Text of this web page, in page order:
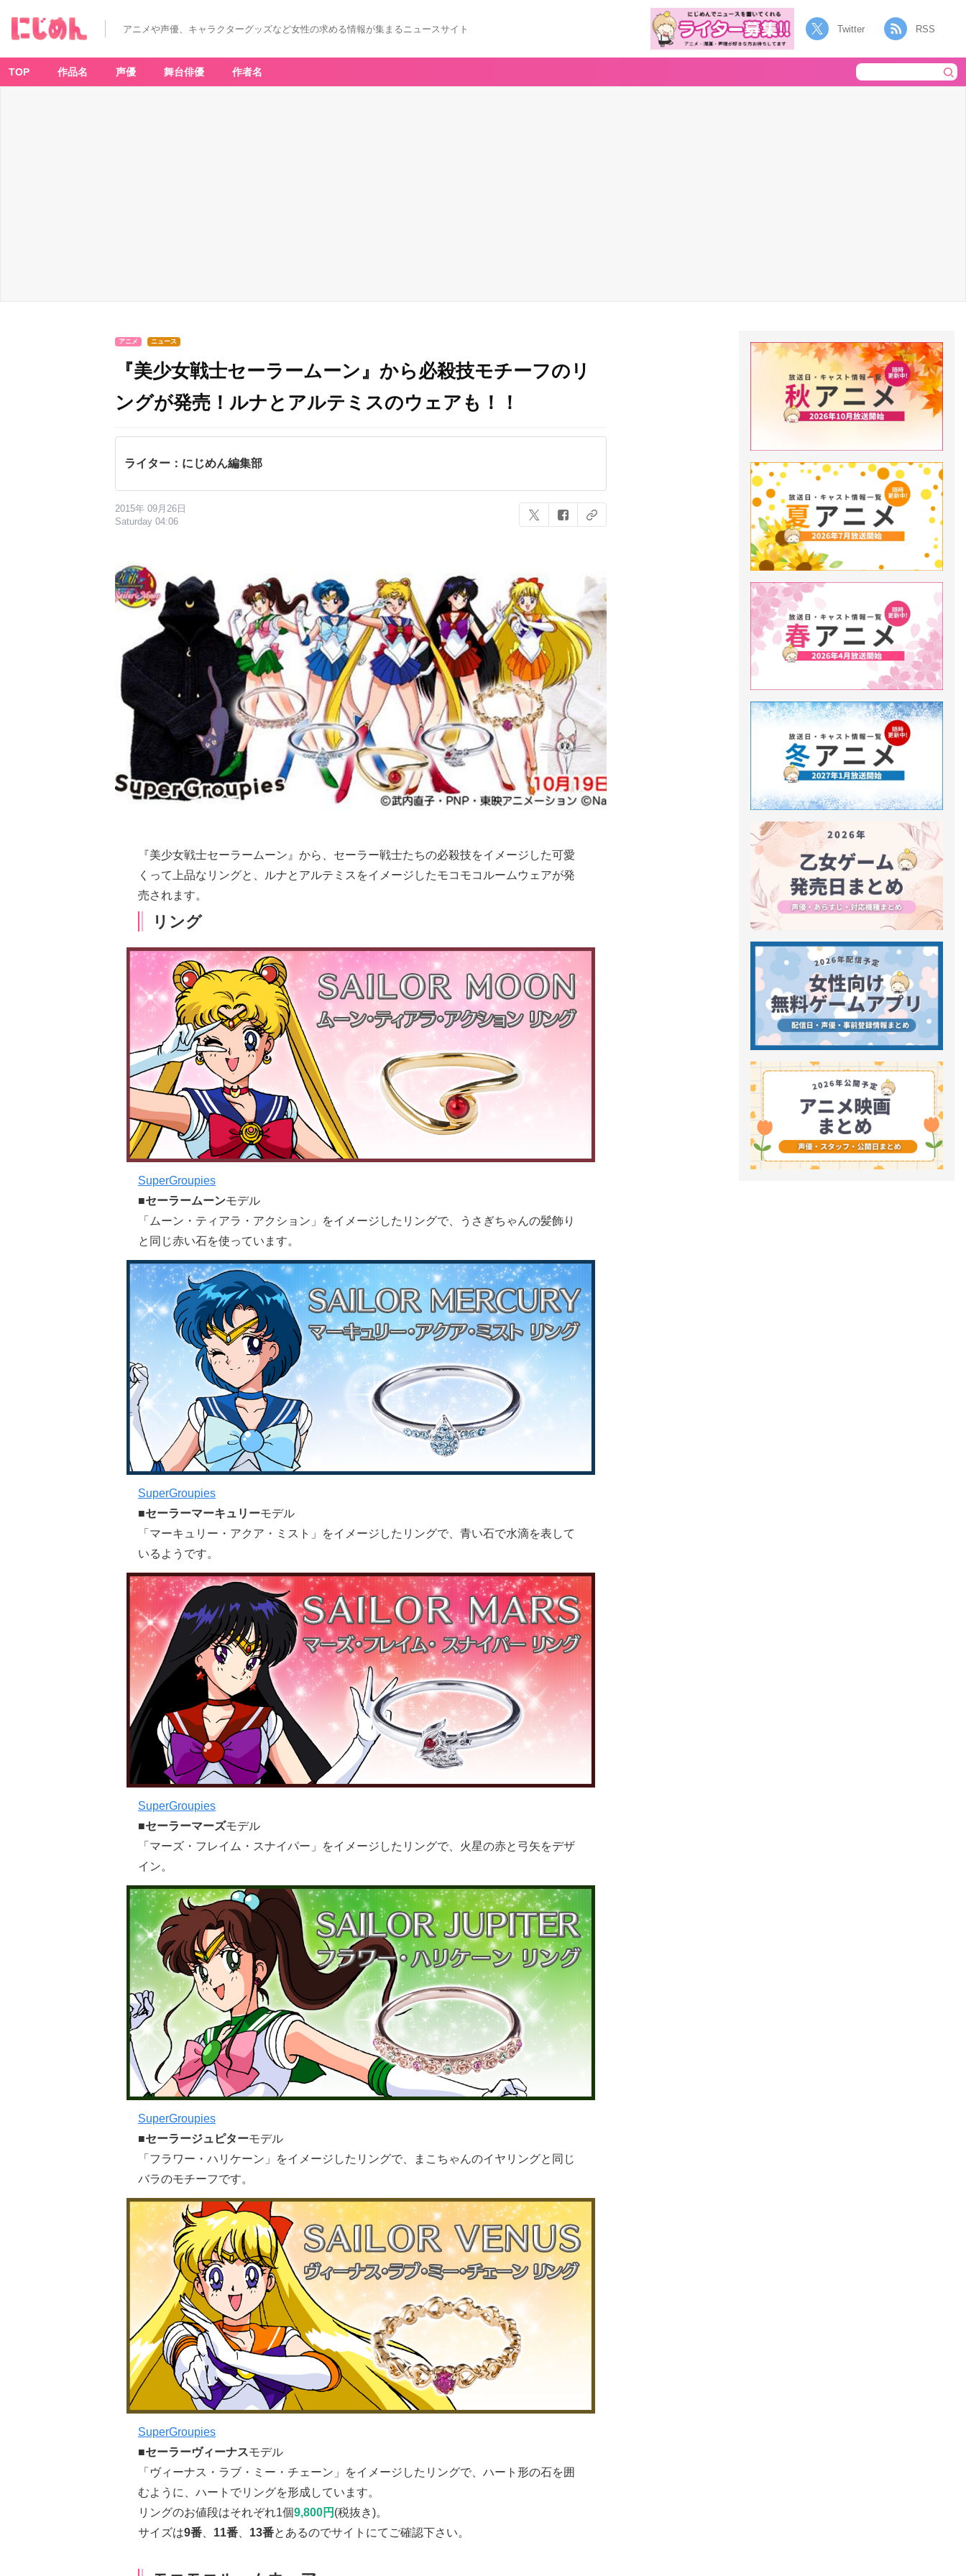
アニメや声優、キャラクターグッズなど女性の求める情報が集まるニュースサイト Twitter RSS
TOP 作品名 声優 舞台俳優 作者名
アニメ ニュース
『美少女戦士セーラームーン』から必殺技モチーフのリ
ングが発売！ルナとアルテミスのウェアも！！
ライター：にじめん編集部
2015年 09月26日
Saturday 04:06
『美少女戦士セーラームーン』から、セーラー戦士たちの必殺技をイメージした可愛
くって上品なリングと、ルナとアルテミスをイメージしたモコモコルームウェアが発
売されます。
リング
SuperGroupies
■セーラームーンモデル
「ムーン・ティアラ・アクション」をイメージしたリングで、うさぎちゃんの髪飾り
と同じ赤い石を使っています。
SuperGroupies
■セーラーマーキュリーモデル
「マーキュリー・アクア・ミスト」をイメージしたリングで、青い石で水滴を表して
いるようです。
SuperGroupies
■セーラーマーズモデル
「マーズ・フレイム・スナイパー」をイメージしたリングで、火星の赤と弓矢をデザ
イン。
SuperGroupies
■セーラージュピターモデル
「フラワー・ハリケーン」をイメージしたリングで、まこちゃんのイヤリングと同じ
バラのモチーフです。
SuperGroupies
■セーラーヴィーナスモデル
「ヴィーナス・ラブ・ミー・チェーン」をイメージしたリングで、ハート形の石を囲
むように、ハートでリングを形成しています。
リングのお値段はそれぞれ1個9,800円 (税抜き)。
サイズは9番 11番 13番とあるのでサイトにてご確認下さい。